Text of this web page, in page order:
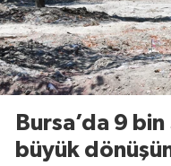
Bursa’da 9
büyük